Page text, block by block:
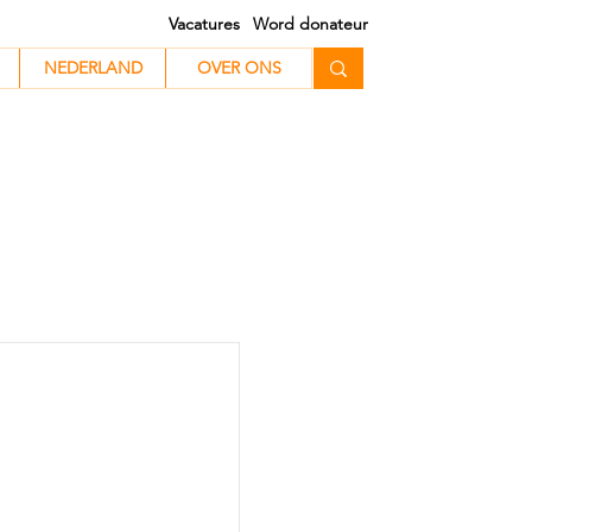
Vacatures
Word donateur
NEDERLAND
NEDERLAND OVER ONS